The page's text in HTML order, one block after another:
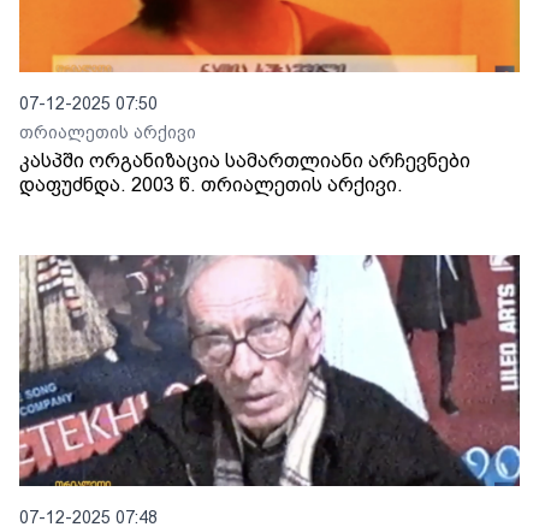
07-12-2025 07:50
თრიალეთის არქივი
კასპში ორგანიზაცია სამართლიანი არჩევნები
დაფუძნდა. 2003 წ. თრიალეთის არქივი.
07-12-2025 07:48